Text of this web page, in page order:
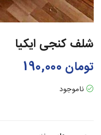
شلف کنجی ایکیا
تومان
ناموجود